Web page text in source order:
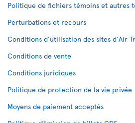
Politique de fichiers témoins et autres
Perturbations et recours
Conditions d’utilisation des sites d'Air
Conditions de vente
Conditions juridiques
Politique de protection de la vie privée
Moyens de paiement acceptés